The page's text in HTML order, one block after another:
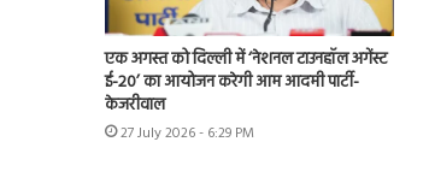
एक अगस्त को दिल्ली में ‘नेशनल टाउनहॉल अगेंस्ट
ई-20’ का आयोजन करेगी आम आदमी पार्टी-
केजरीवाल
27 July 2026 - 6:29 PM